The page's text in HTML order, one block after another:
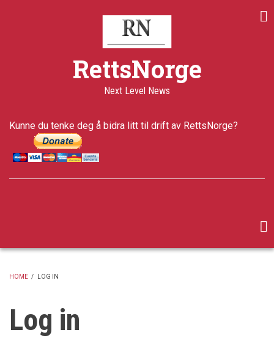
RettsNorge
Next Level News
Kunne du tenke deg å bidra litt til drift av RettsNorge?
HOME / LOG IN
Log in